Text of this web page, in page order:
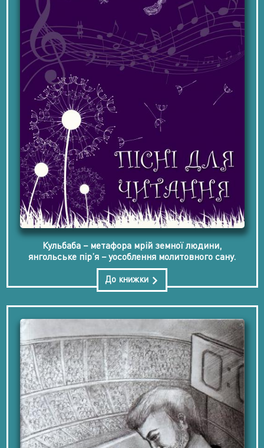
Кульбаба − метафора мрій земної людини,
янгольське пір’я − уособлення молитовного сану.
До книжки